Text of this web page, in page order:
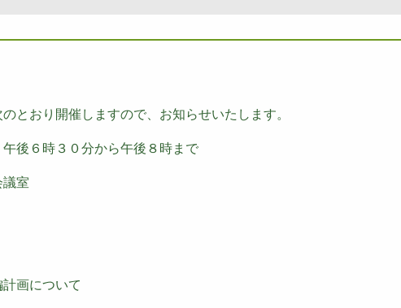
とおり開催しますので、お知らせいたします。
後６時３０分から午後８時まで
室
画について